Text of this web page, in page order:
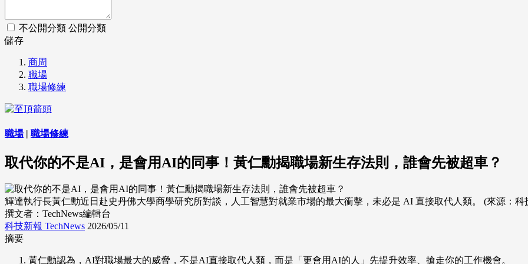
不公開分類 公開分類
儲存
商周
職場
職場修練
職場| 職場修練
取代你的不是AI，是會用AI的同事！黃仁勳揭職場新生存法則，誰會先被超車？
輝達執行長黃仁勳近日赴史丹佛大學商學研究所對談，人工智慧對就業市場的最大衝擊，未必是 AI 直接取代人類。 (來源：科
撰文者：TechNews編輯台
科技新報 TechNews 2026/05/11
摘要
黃仁勳認為，AI對職場最大的威脅，不是AI直接取代人類，而是「更會用AI的人」先提升效率、搶走你的工作機會。